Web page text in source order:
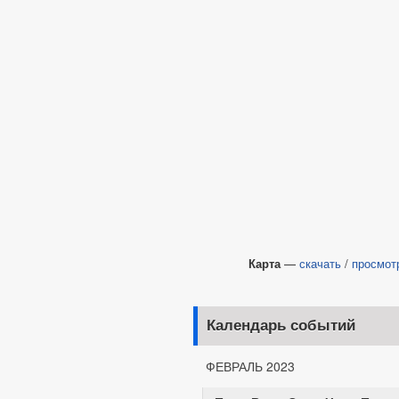
Карта — скачать /
Календарь событий
ФЕВРАЛЬ 2023